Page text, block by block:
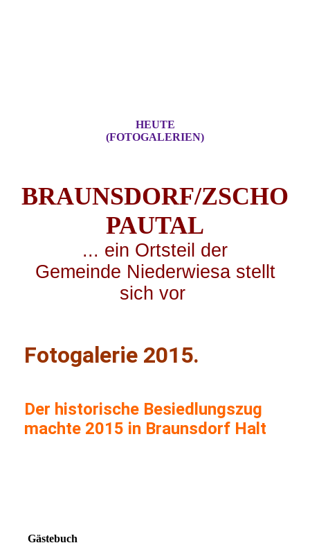
HEUTE
(FOTOGALERIEN)
BRAUNSDORF/ZSCHO
PAUTAL
... ein Ortsteil der
Gemeinde Niederwiesa stellt
sich vor
Fotogalerie 2015.
Der historische Besiedlungszug
machte 2015 in Braunsdorf Halt
Gästebuch